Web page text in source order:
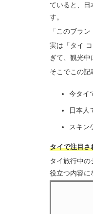
ていると、
す。
「このブラ
実は「タイ
ぎて、観光中
そこでこの記
今タイ
日本人
スキン
タイで注目さ
タイ旅行中
役立つ内容に